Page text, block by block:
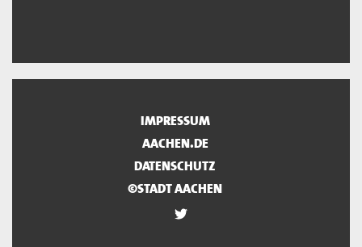
IMPRESSUM
AACHEN.DE
DATENSCHUTZ
©STADT AACHEN